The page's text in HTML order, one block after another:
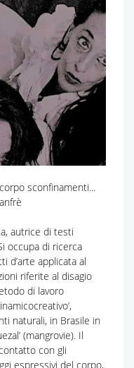
sconfinamenti...
autrice di testi
occupa di ricerca
d’arte applicata al
riferite al disagio
di lavoro
naturali, in Brasile in
(mangrovie). Il
con gli
espressivi del corpo,